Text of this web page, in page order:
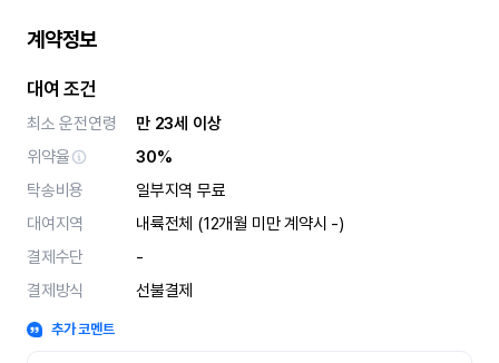
계약정보
대여 조건
최소 운전연령
만 23세 이상
위약율
30%
탁송비용
일부지역 무료
대여지역
내륙전체 (12개월 미만 계약시 -)
결제수단
-
결제방식
선불결제
추가 코멘트